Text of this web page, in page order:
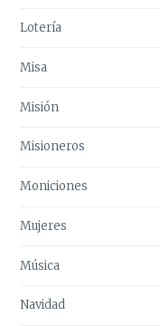
Lotería
Misa
Misión
Misioneros
Moniciones
Mujeres
Música
Navidad